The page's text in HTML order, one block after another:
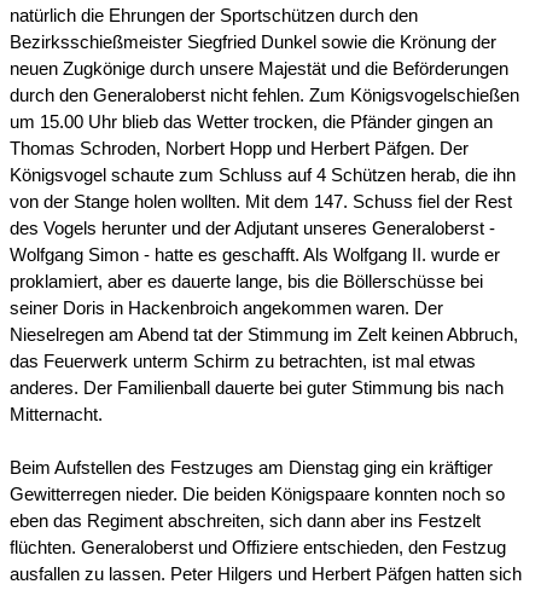
natürlich die Ehrungen der Sportschützen durch den
Bezirksschießmeister Siegfried Dunkel sowie die Krönung der
neuen Zugkönige durch unsere Majestät und die Beförderungen
durch den Generaloberst nicht fehlen. Zum Königsvogelschießen
um 15.00 Uhr blieb das Wetter trocken, die Pfänder gingen an
Thomas Schroden, Norbert Hopp und Herbert Päfgen. Der
Königsvogel schaute zum Schluss auf 4 Schützen herab, die ihn
von der Stange holen wollten. Mit dem 147. Schuss fiel der Rest
des Vogels herunter und der Adjutant unseres Generaloberst -
Wolfgang Simon - hatte es geschafft. Als Wolfgang II. wurde er
proklamiert, aber es dauerte lange, bis die Böllerschüsse bei
seiner Doris in Hackenbroich angekommen waren. Der
Nieselregen am Abend tat der Stimmung im Zelt keinen Abbruch,
das Feuerwerk unterm Schirm zu betrachten, ist mal etwas
anderes. Der Familienball dauerte bei guter Stimmung bis nach
Mitternacht.
Beim Aufstellen des Festzuges am Dienstag ging ein kräftiger
Gewitterregen nieder. Die beiden Königspaare konnten noch so
eben das Regiment abschreiten, sich dann aber ins Festzelt
flüchten. Generaloberst und Offiziere entschieden, den Festzug
ausfallen zu lassen. Peter Hilgers und Herbert Päfgen hatten sich